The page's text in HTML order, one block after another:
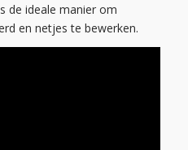
de ideale manier om
en netjes te bewerken.